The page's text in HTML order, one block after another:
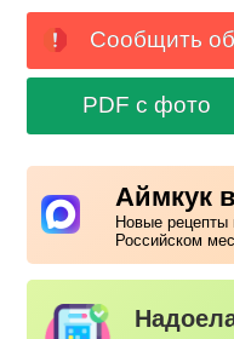
Сообщить
PDF с фото
Аймкук
Новые рецепты
Российском